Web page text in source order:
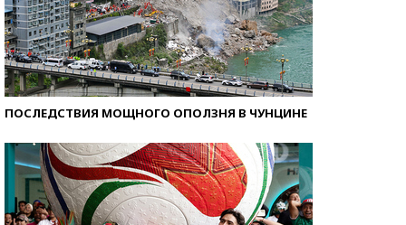
ПОСЛЕДСТВИЯ МОЩНОГО ОПОЛЗНЯ В ЧУНЦИНЕ